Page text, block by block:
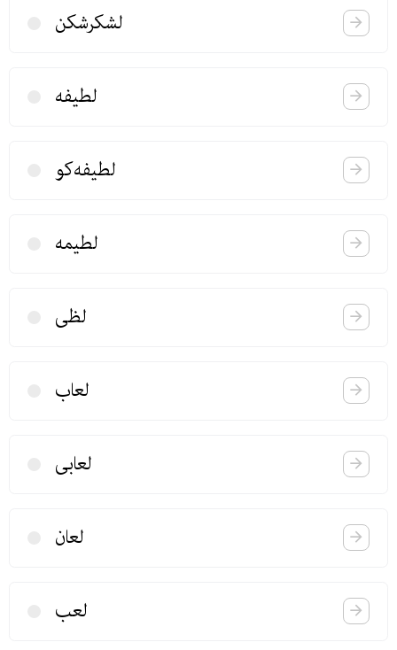
لشكر‌شكن
لطیفه
لطیفه‌كو
لطیمه
لظی
لعاب
لعابی
لعان
لعب